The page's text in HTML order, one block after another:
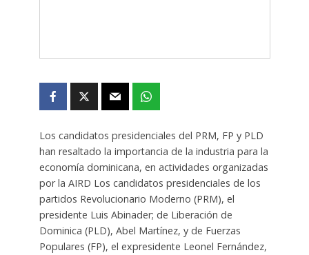
Los candidatos presidenciales del PRM, FP y PLD
han resaltado la importancia de la industria para la
economía dominicana, en actividades organizadas
por la AIRD Los candidatos presidenciales de los
partidos Revolucionario Moderno (PRM), el
presidente Luis Abinader; de Liberación de
Dominica (PLD), Abel Martínez, y de Fuerzas
Populares (FP), el expresidente Leonel Fernández,